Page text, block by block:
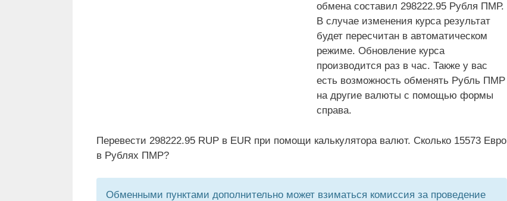
обмена составил 298222.95 Рубля ПМР.
В случае изменения курса результат
будет пересчитан в автоматическом
режиме. Обновление курса
производится раз в час. Также у вас
есть возможность обменять Рубль ПМР
на другие валюты с помощью формы
справа.
Перевести 298222.95 RUP в EUR при помощи калькулятора валют. Сколько 15573 Евро
в Рублях ПМР?
Обменными пунктами дополнительно может взиматься комиссия за проведение